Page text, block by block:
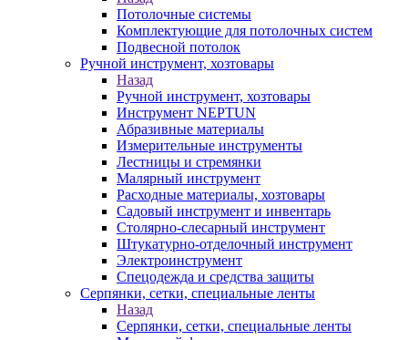
Потолочные системы
Комплектующие для потолочных систем
Подвесной потолок
Ручной инструмент, хозтовары
Назад
Ручной инструмент, хозтовары
Инструмент NEPTUN
Абразивные материалы
Измерительные инструменты
Лестницы и стремянки
Малярный инструмент
Расходные материалы, хозтовары
Садовый инструмент и инвентарь
Столярно-слесарный инструмент
Штукатурно-отделочный инструмент
Электроинструмент
Спецодежда и средства защиты
Серпянки, сетки, специальные ленты
Назад
Серпянки, сетки, специальные ленты